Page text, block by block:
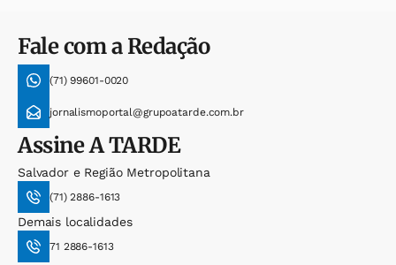
Fale com a Redação
(71) 99601-0020
jornalismoportal@grupoatarde.com.br
AssineA TARDE
Salvador e Região Metropolitana
(71) 2886-1613
Demais localidades
71 2886-1613